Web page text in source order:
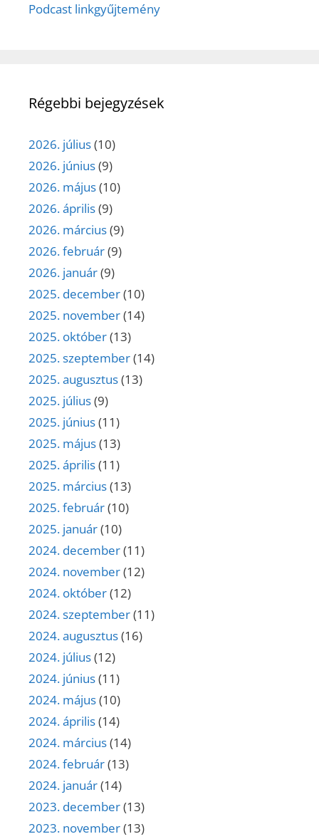
Podcast linkgyűjtemény
Régebbi bejegyzések
2026. július(10)
2026. június(9)
2026. május(10)
2026. április(9)
2026. március(9)
2026. február(9)
2026. január(9)
2025. december(10)
2025. november(14)
2025. október(13)
2025. szeptember(14)
2025. augusztus(13)
2025. július(9)
2025. június(11)
2025. május(13)
2025. április(11)
2025. március(13)
2025. február(10)
2025. január(10)
2024. december(11)
2024. november(12)
2024. október(12)
2024. szeptember(11)
2024. augusztus(16)
2024. július(12)
2024. június(11)
2024. május(10)
2024. április(14)
2024. március(14)
2024. február(13)
2024. január(14)
2023. december(13)
2023. november(13)